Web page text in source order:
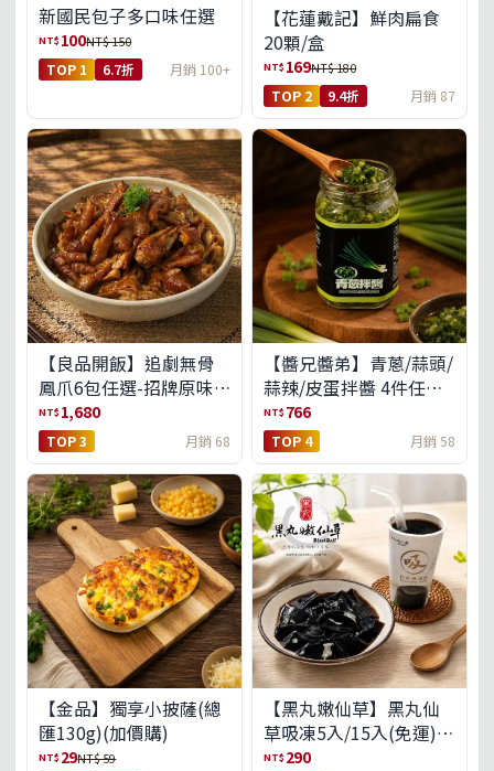
新國民包子多口味任選
NT$ 100NT$ 150
TOP 1 6.7折 月銷 100+
【花蓮戴記】鮮肉扁食
20顆/盒
NT$ 169NT$ 180
TOP 2 9.4折 月銷 87
【良品開飯】追劇無骨
鳳爪6包任選-招牌原味/
濃濃蒜香/過癮麻辣(免運
組)
NT$ 1,680
TOP 3 月銷 68
【醬兄醬弟】青蔥/蒜頭/
蒜辣/皮蛋拌醬 4件任選
(免運組)
NT$ 766
TOP 4 月銷 58
【金品】獨享小披薩(總
匯130g)(加價購)
NT$ 29NT$ 59
【黑丸嫩仙草】黑丸仙
草吸凍5入/15入(免運)
(預購中8/14出貨)
NT$ 290